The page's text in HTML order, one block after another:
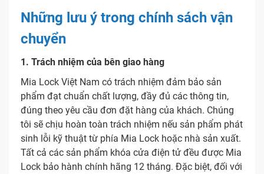
Những lưu ý trong chính sách vận
chuyển
1. Trách nhiệm của bên giao hàng
Mia Lock Việt Nam có trách nhiệm đảm bảo sản
phẩm đạt chuẩn chất lượng, đầy đủ các thông tin,
đúng theo yêu cầu đơn đặt hàng của khách. Chúng
tôi sẽ chịu hoàn toàn trách nhiệm nếu sản phẩm phát
sinh lỗi kỹ thuật từ phía Mia Lock hoặc nhà sản xuất.
Tất cả các sản phẩm khóa cửa điện tử đều được Mia
Lock bảo hành chính hãng 12 tháng. Đặc biệt, đối với